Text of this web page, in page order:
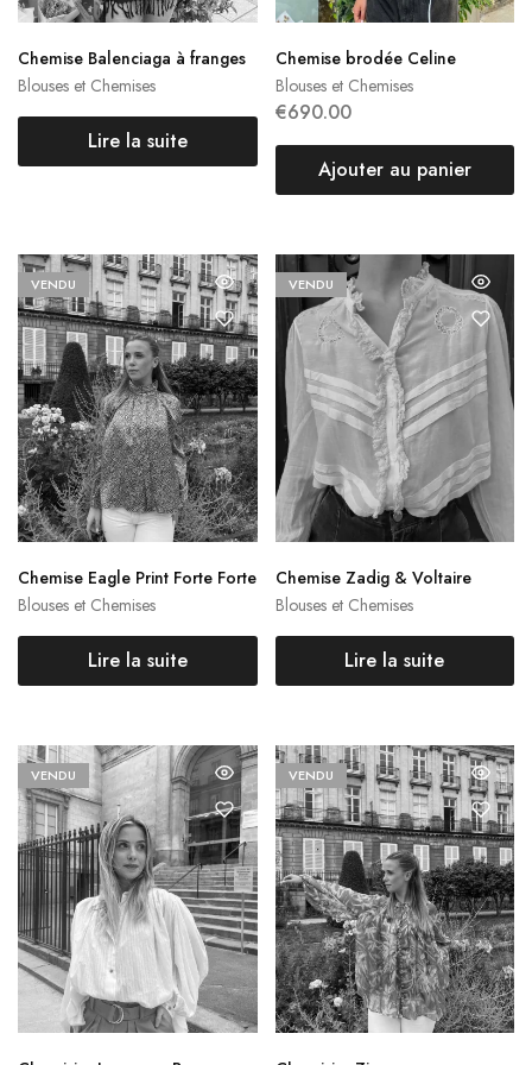
Blouses et Chemises
Chemise Balenciaga à franges
Lire la suite
Blouses et Chemises
Chemise brodée Celine
€690.00
Ajouter au panier
VENDU
Blouses et Chemises
Chemise Eagle Print Forte Forte
Lire la suite
VENDU
Blouses et Chemises
Chemise Zadig & Voltaire
Lire la suite
VENDU VENDU